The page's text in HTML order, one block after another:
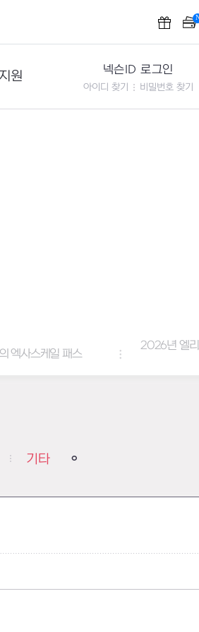
원
기
넥슨ID 로그인
아이디 찾기 비밀번호 찾기
2026년 엘리오스 여름 랑데부 감사
기타